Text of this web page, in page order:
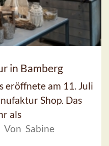
in Bamberg
eröffnete am 11. Juli
Shop. Das
als
Von Sabine